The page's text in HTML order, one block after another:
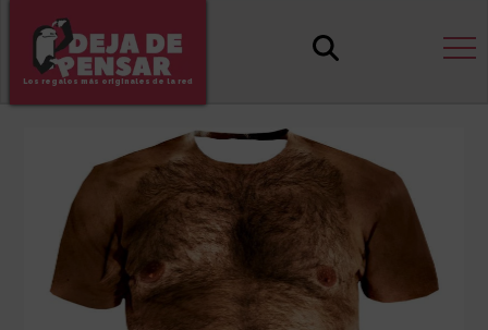
Los regalos más originales de la red